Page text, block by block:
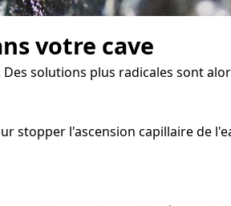
votre cave
solutions plus radicales sont
stopper l'ascension capillaire de